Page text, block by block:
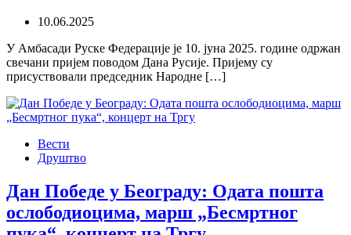
10.06.2025
У Амбасади Руске Федерације је 10. јуна 2025. године одржан
свечани пријем поводом Дана Русије. Пријему су
присуствовали председник Народне […]
Вести
Друштво
Дан Победе у Београду: Одата пошта
ослободиоцима, марш „Бесмртног